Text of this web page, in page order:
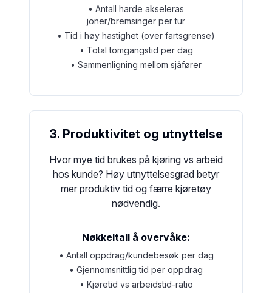
• Antall harde akseleras
joner/bremsinger per tur
• Tid i høy hastighet (over fartsgrense)
• Total tomgangstid per dag
• Sammenligning mellom sjåfører
3. Produktivitet og utnyttelse
Hvor mye tid brukes på kjøring vs arbeid
hos kunde? Høy utnyttelsesgrad betyr
mer produktiv tid og færre kjøretøy
nødvendig.
Nøkkeltall å overvåke:
• Antall oppdrag/kundebesøk per dag
• Gjennomsnittlig tid per oppdrag
• Kjøretid vs arbeidstid-ratio